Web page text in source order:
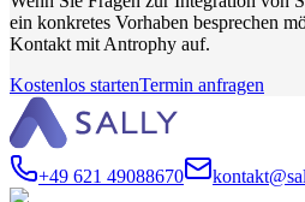
ein konkretes Vorhaben besprechen
Kontakt mit Antrophy auf.
Kostenlos startenTermin anfragen
+49 621 49088670